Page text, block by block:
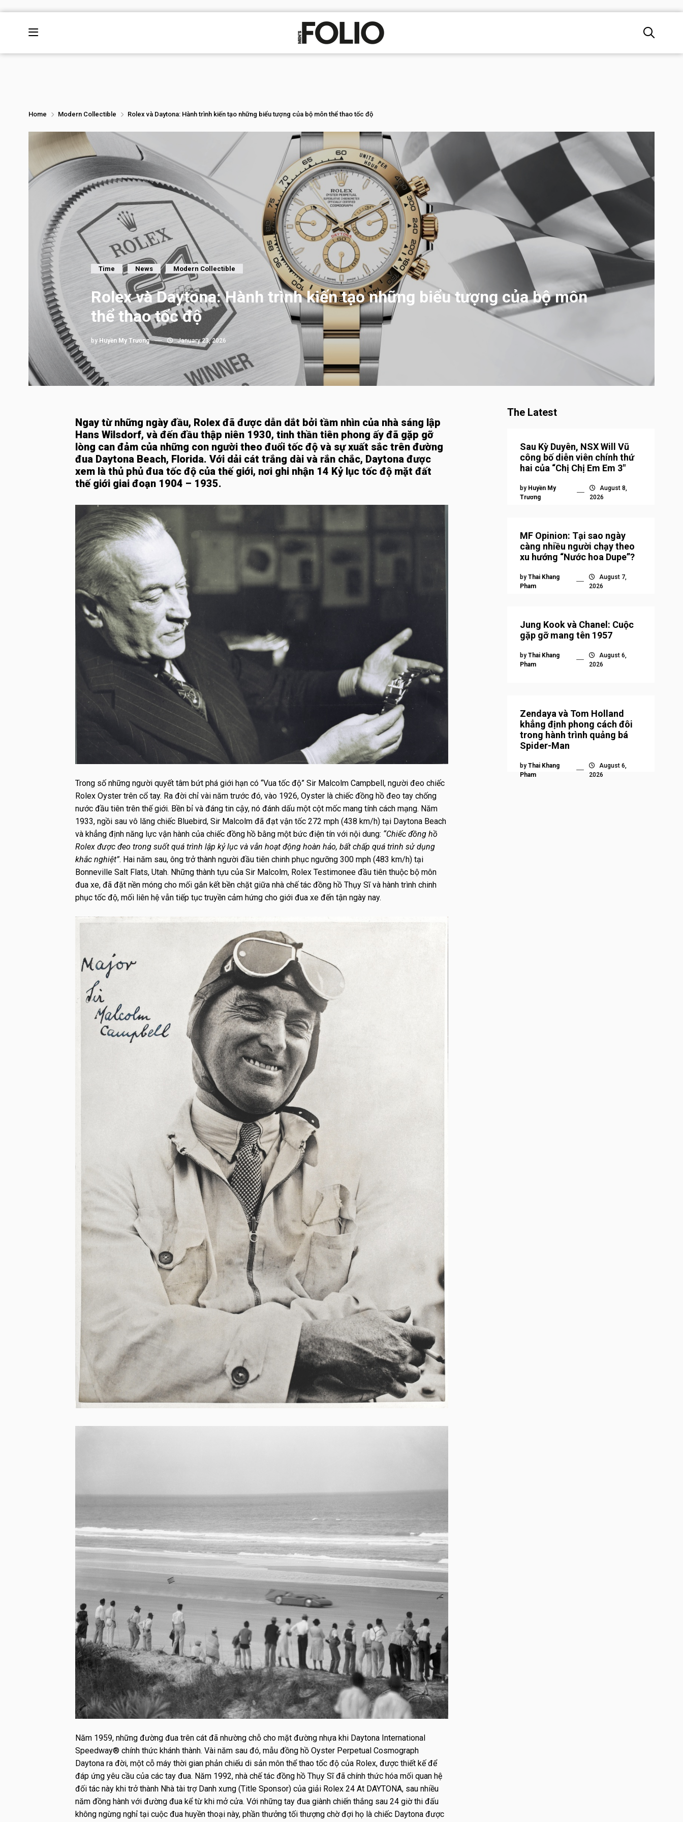
Home Modern Collectible Rolex và Daytona: Hành trình kiến tạo những biểu tượng của bộ môn thể thao tốc độ
Time News Modern Collectible
Rolex và Daytona: Hành trình kiến tạo những biểu tượng của bộ môn
thể thao tốc độ
by Huyền My Trương January 23, 2026
Ngay từ những ngày đầu, Rolex đã được dẫn dắt bởi tầm nhìn của nhà sáng lập
Hans Wilsdorf, và đến đầu thập niên 1930, tinh thần tiên phong ấy đã gặp gỡ
lòng can đảm của những con người theo đuổi tốc độ và sự xuất sắc trên đường
đua Daytona Beach, Florida. Với dải cát trắng dài và rắn chắc, Daytona được
xem là thủ phủ đua tốc độ của thế giới, nơi ghi nhận 14 Kỷ lục tốc độ mặt đất
thế giới giai đoạn 1904 – 1935.
Trong số những người quyết tâm bứt phá giới hạn có “Vua tốc độ” Sir Malcolm Campbell, người đeo chiếc
Rolex Oyster trên cổ tay. Ra đời chỉ vài năm trước đó, vào 1926, Oyster là chiếc đồng hồ đeo tay chống
nước đầu tiên trên thế giới. Bền bỉ và đáng tin cậy, nó đánh dấu một cột mốc mang tính cách mạng. Năm
1933, ngồi sau vô lăng chiếc Bluebird, Sir Malcolmđã đạt vận tốc 272 mph (438 km/h) tại Daytona Beach
và khẳng định năng lực vận hành của chiếc đồng hồ bằng một bức điện tín với nội dung: “Chiếc đồng hồ
Rolex được đeo trong suốt quá trình lập kỷ lục và vẫn hoạt động hoàn hảo, bất chấp quá trình sử dụng
khắc nghiệt”. Hai năm sau, ông trở thành người đầu tiên chinh phục ngưỡng 300 mph (483 km/h) tại
Bonneville Salt Flats, Utah. Những thành tựu của Sir Malcolm, Rolex Testimonee đầu tiên thuộc bộ môn
đua xe, đã đặt nền móng cho mối gắn kết bền chặt giữa nhà chế tác đồng hồ Thụy Sĩ và hành trình chinh
phục tốc độ, mối liên hệ vẫn tiếp tục truyền cảm hứng cho giới đua xe đến tận ngày nay.
Năm 1959, những đường đua trên cát đã nhường chỗ cho mặt đường nhựa khi Daytona International
Speedway® chính thức khánh thành. Vài năm sau đó, mẫu đồng hồ Oyster Perpetual Cosmograph
Daytona ra đời, một cỗ máy thời gian phản chiếu di sản môn thể thao tốc độ của Rolex, được thiết kế để
đáp ứng yêu cầu của các tay đua. Năm 1992, nhà chế tác đồng hồ Thụy Sĩ đã chính thức hóa mối quan hệ
đối tác này khi trở thành Nhà tài trợ Danh xưng (Title Sponsor) của giải Rolex 24 At DAYTONA, sau nhiều
năm đồng hành với đường đua kể từ khi mở cửa. Với những tay đua giành chiến thắng sau 24 giờ thi đấu
không ngừng nghỉ tại cuộc đua huyền thoại này, phần thưởng tối thượng chờ đợi họ là chiếc Daytona được
The Latest
Sau Kỳ Duyên, NSX Will Vũ
công bố diễn viên chính thứ
hai của “Chị Chị Em Em 3″
by Huyền My
Trương
August 8,
2026
MF Opinion: Tại sao ngày
càng nhiều người chạy theo
xu hướng “Nước hoa Dupe”?
by Thai Khang
Pham
August 7,
2026
Jung Kook và Chanel: Cuộc
gặp gỡ mang tên 1957
by Thai Khang
Pham
August 6,
2026
Zendaya và Tom Holland
khẳng định phong cách đôi
trong hành trình quảng bá
Spider-Man
by Thai Khang
Pham
August 6,
2026